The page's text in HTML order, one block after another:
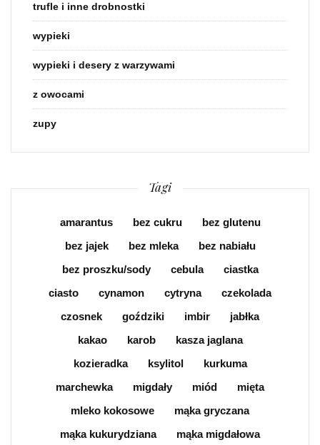
trufle i inne drobnostki
wypieki
wypieki i desery z warzywami
z owocami
zupy
Tagi
amarantus bez cukru
bez glutenu
bez jajek
bez mleka
bez nabiału
bez proszku/sody
cebula
ciastka
ciasto
cynamon cytryna
czekolada
czosnek
goździki imbir
jabłka
kakao
karob
kasza jaglana
kozieradka
ksylitol
kurkuma
marchewka
migdały miód
mięta
mleko kokosowe
mąka gryczana
mąka kukurydziana
mąka migdałowa